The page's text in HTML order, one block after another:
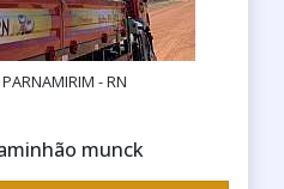
- RN
munck